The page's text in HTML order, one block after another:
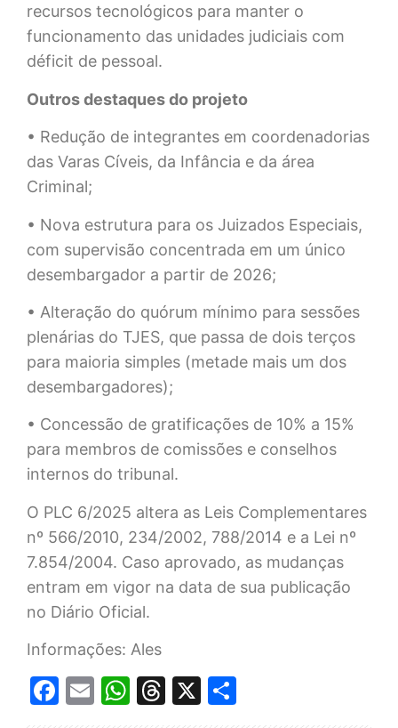
recursos tecnológicos para manter o
funcionamento das unidades judiciais com
déficit de pessoal.
Outros destaques do projeto
• Redução de integrantes em coordenadorias
das Varas Cíveis, da Infância e da área
Criminal;
• Nova estrutura para os Juizados Especiais,
com supervisão concentrada em um único
desembargador a partir de 2026;
• Alteração do quórum mínimo para sessões
plenárias do TJES, que passa de dois terços
para maioria simples (metade mais um dos
desembargadores);
• Concessão de gratificações de 10% a 15%
para membros de comissões e conselhos
internos do tribunal.
O PLC 6/2025 altera as Leis Complementares
nº 566/2010, 234/2002, 788/2014 e a Lei nº
7.854/2004. Caso aprovado, as mudanças
entram em vigor na data de sua publicação
no Diário Oficial.
Informações: Ales
Facebook
EmailWhatsApp
Threads
X